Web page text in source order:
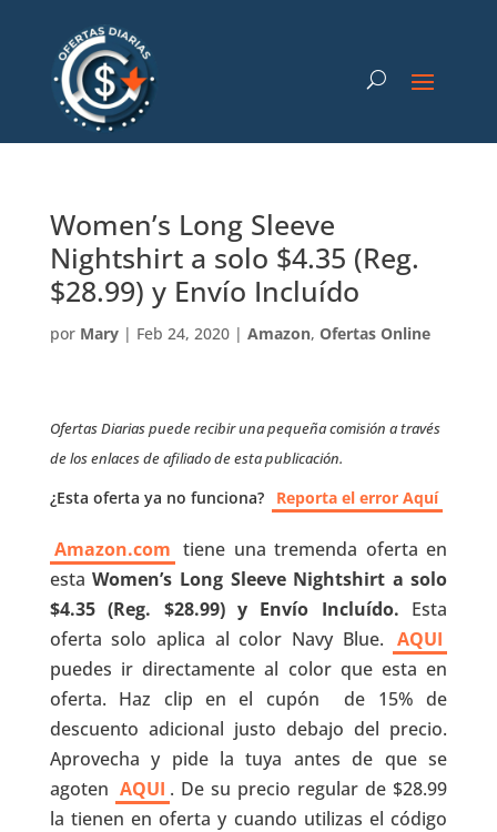
Women’s Long Sleeve
Nightshirt a solo $4.35 (Reg.
$28.99) y Envío Incluído
por Mary| Feb 24, 2020| Amazon, Ofertas Online
Ofertas Diarias puede recibir una pequeña comisión a través
de los enlaces de afiliado de esta publicación.
¿Esta oferta ya no funciona? Reporta el error Aquí
Amazon.com tiene una tremenda oferta en
estaWomen’s Long Sleeve Nightshirt a solo
$4.35 (Reg. $28.99) y Envío Incluído. Esta
oferta solo aplica al color Navy Blue. AQUI
puedes ir directamente al color que esta en
oferta. Haz clip en el cupón de 15% de
descuento adicional justo debajo del precio.
Aprovecha y pide la tuya antes de que se
agoten AQUI . De su precio regular de $28.99
la tienen en oferta y cuando utilizas el código